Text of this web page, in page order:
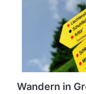
Wandern in